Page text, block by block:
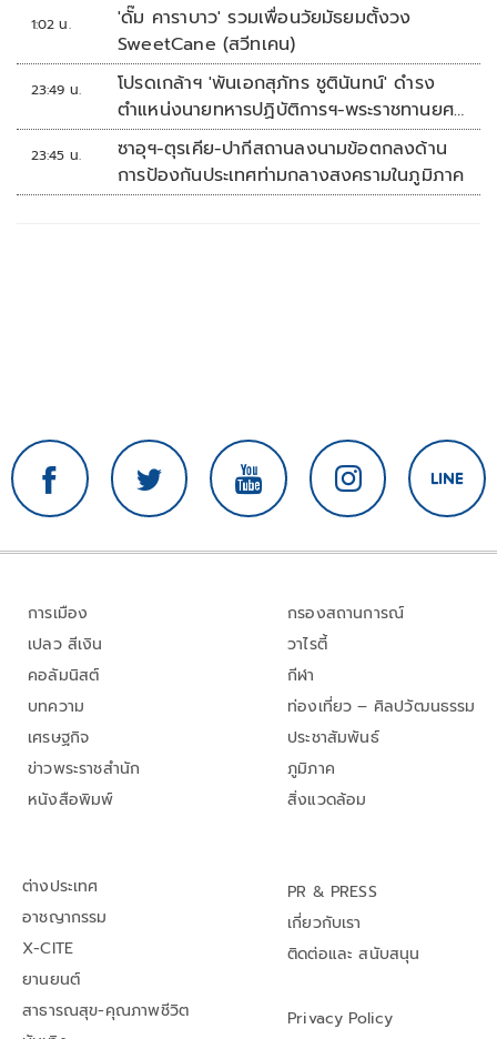
1:02 น.
'ดั๊ม คาราบาว' รวมเพื่อนวัยมัธยมตั้งวง
SweetCane (สวีทเคน)
23:49 น.
โปรดเกล้าฯ 'พันเอกสุภัทร ชูตินันทน์' ดำรง
ตำแหน่งนายทหารปฏิบัติการฯ-พระราชทานยศ
'พลตรี'
23:45 น.
ซาอุฯ-ตุรเคีย-ปากีสถานลงนามข้อตกลงด้าน
การป้องกันประเทศท่ามกลางสงครามในภูมิภาค
การเมือง
เปลว สีเงิน
คอลัมนิสต์
บทความ
เศรษฐกิจ
ข่าวพระราชสำนัก
หนังสือพิมพ์
กรองสถานการณ์
วาไรตี้
กีฬา
ท่องเที่ยว – ศิลปวัฒนธรรม
ประชาสัมพันธ์
ภูมิภาค
สิ่งแวดล้อม
ต่างประเทศ
อาชญากรรม
X-CITE
ยานยนต์
สาธารณสุข-คุณภาพชีวิต
PR & PRESS
เกี่ยวกับเรา
ติดต่อและ สนับสนุน
Privacy Policy